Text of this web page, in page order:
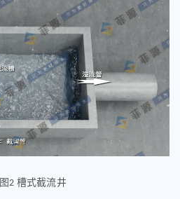
图2 槽式截流井